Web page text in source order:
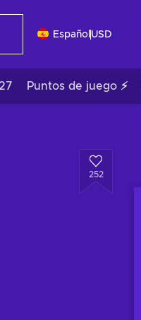
Español USD
Puntos de juego ⚡
252